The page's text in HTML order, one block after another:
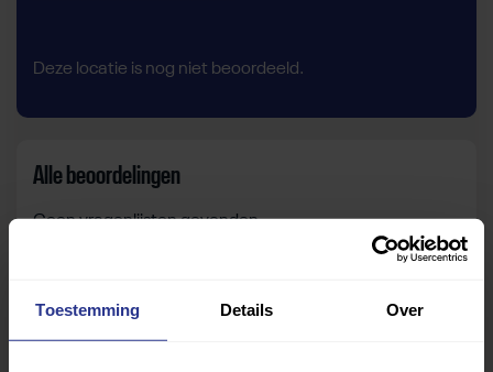
Toestemming Details Over
Deze locatie is nog niet beoordeeld.
Alle beoordelingen
Geen vragenlijsten gevonden.